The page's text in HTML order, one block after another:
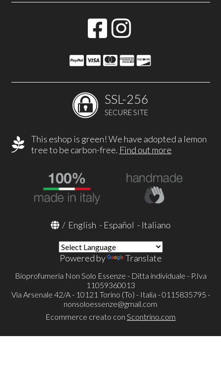
SSL-256
SECURE SITE
This eshop is green! We have adopted a lemon
tree to be carbon-free. Find out more
/ English - Español - Italiano
Powered by Translate
Bioprofumeria Non Solo Essenze - Ditta individuale - P.Iva
11059360013
Via Arsenale 42/A - 10121 Torino (To) - Italia - 0115835795 -
nonsoloessenze@gmail.com
Ecommerce creato con Scontrino.com